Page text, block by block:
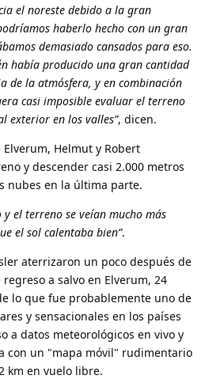
el noreste debido a la gran
haberlo hecho con un gran
demasiado cansados ​​para eso.
había producido una gran cantidad
de la atmósfera, y en combinación
casi imposible evaluar el terreno
exterior en los valles”, dicen.
Helmut y Robert
y descender casi 2.000 metros
nubes en la última parte.
y el terreno se veían mucho más
el sol calentaba bien”.
aterrizaron un poco después de
a salvo en Elverum, 24
lo que fue probablemente uno de
y sensacionales en los países
a datos meteorológicos en vivo y
con un "mapa móvil" rudimentario
km en vuelo libre.